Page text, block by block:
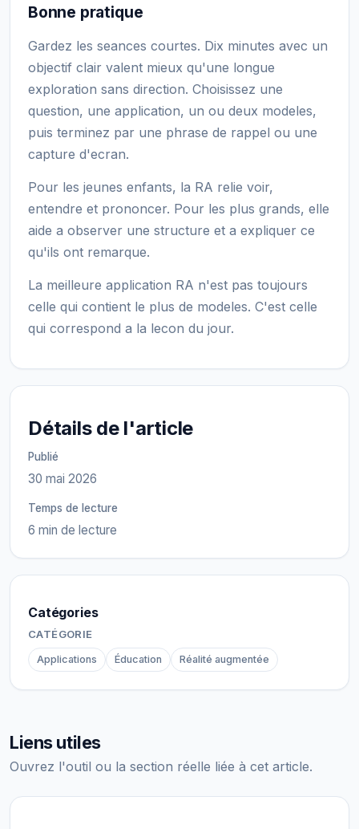
Bonne pratique
Gardez les seances courtes. Dix minutes avec un
objectif clair valent mieux qu'une longue
exploration sans direction. Choisissez une
question, une application, un ou deux modeles,
puis terminez par une phrase de rappel ou une
capture d'ecran.
Pour les jeunes enfants, la RA relie voir,
entendre et prononcer. Pour les plus grands, elle
aide a observer une structure et a expliquer ce
qu'ils ont remarque.
La meilleure application RA n'est pas toujours
celle qui contient le plus de modeles. C'est celle
qui correspond a la lecon du jour.
Détails de l'article
Publié
30 mai 2026
Temps de lecture
6 min de lecture
Catégories
CATÉGORIE
Applications Éducation Réalité augmentée
Liens utiles
Ouvrez l'outil ou la section réelle liée à cet article.